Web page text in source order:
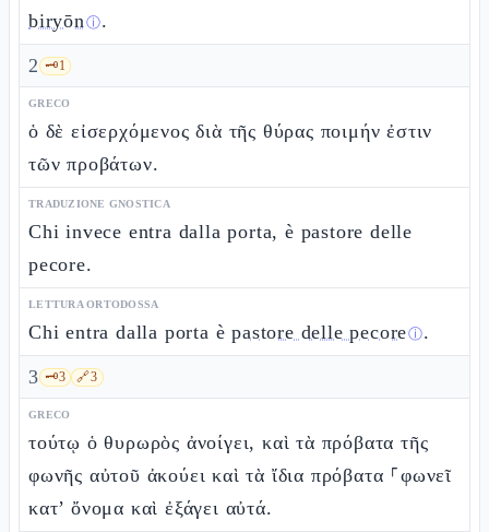
biryōnⓘ.
2 🗝️1
GRECO
ὁ δὲ εἰσερχόμενος διὰ τῆς θύρας ποιμήν ἐστιν
τῶν προβάτων.
TRADUZIONE GNOSTICA
Chi invece entra dalla porta, è pastore delle
pecore.
LETTURA ORTODOSSA
Chi entra dalla porta èpastore delle pecoreⓘ.
3 🗝️3 🔗3
GRECO
τούτῳ ὁ θυρωρὸς ἀνοίγει, καὶ τὰ πρόβατα τῆς
φωνῆς αὐτοῦ ἀκούει καὶ τὰ ἴδια πρόβατα ⸀φωνεῖ
κατ’ ὄνομα καὶ ἐξάγει αὐτά.